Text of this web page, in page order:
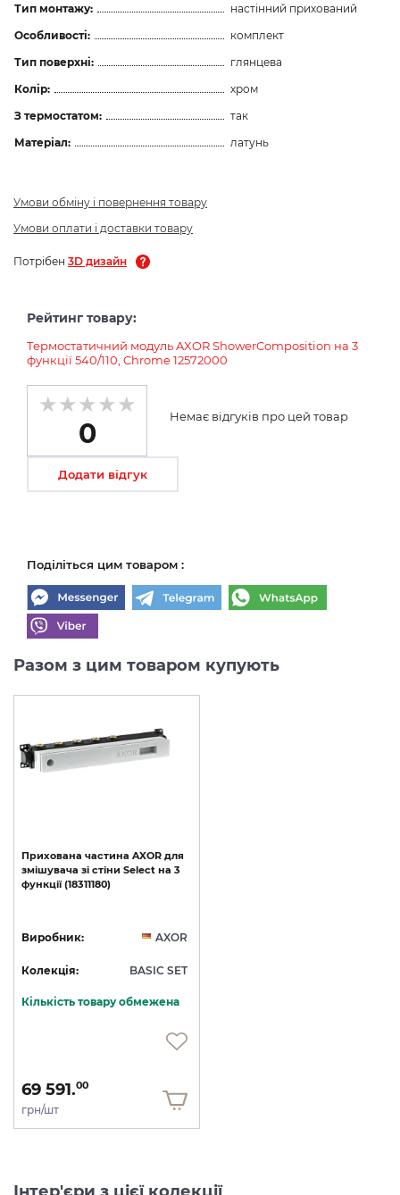
Тип монтажу:
настінний прихований
Особливості:
комплект
Тип поверхні:
глянцева
Колір:
хром
З термостатом:
так
Матеріал:
латунь
Умови обміну і повернення товару
Умови оплати і доставки товару
Потрібен 3D дизайн
Рейтинг товару:
Tермостатичний модуль AXOR ShowerComposition на 3
функції 540/110, Chrome 12572000
0
Немає відгуків про цей товар
Додати відгук
Поділіться цим товаром :
Разом з цим товаром купують
Прихована частина AXOR для
змішувача зі стіни Select на 3
функції (18311180)
Виробник: AXOR
Колекція: BASIC SET
Кількість товару обмежена
69 591.00
грн/шт